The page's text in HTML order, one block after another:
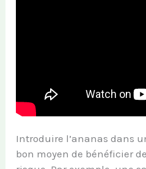
Introduire l’ananas dans
bon moyen de bénéficier